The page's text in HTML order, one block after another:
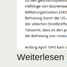
Weiterlesen